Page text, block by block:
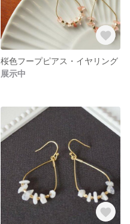
桜色フープピアス・イヤリング
展示中